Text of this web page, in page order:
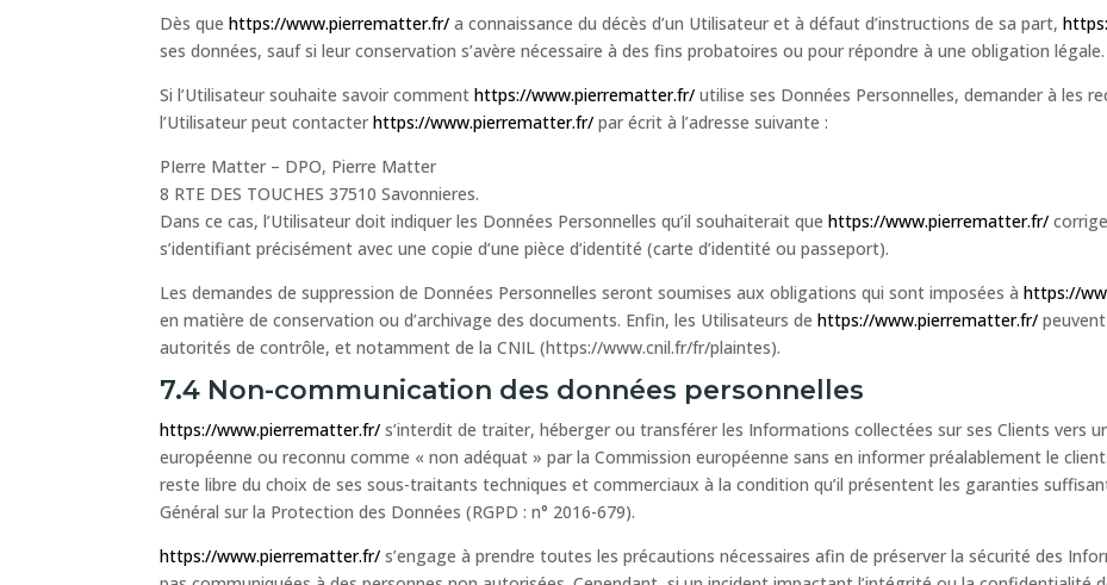
Dès quehttps://www.pierrematter.fr/ a connaissance du décès d’un Utilisateur et à défaut d’instructions de sa part,
ses données, sauf si leur conservation s’avère nécessaire à des fins probatoires ou pour répondre à une obligation légale.
Si l’Utilisateur souhaite savoir commenthttps://www.pierrematter.fr/ utilise ses Données Personnelles, demander à les
l’Utilisateur peut contacterhttps://www.pierrematter.fr/ par écrit à l’adresse suivante :
PIerre Matter – DPO, Pierre Matter
8 RTE DES TOUCHES 37510 Savonnieres.
Dans ce cas, l’Utilisateur doit indiquer les Données Personnelles qu’il souhaiterait quehttps://www.pierrematter.fr/
s’identifiant précisément avec une copie d’une pièce d’identité (carte d’identité ou passeport).
Les demandes de suppression de Données Personnelles seront soumises aux obligations qui sont imposées àhttps://
en matière de conservation ou d’archivage des documents. Enfin, les Utilisateurs dehttps://www.pierrematter.fr/
autorités de contrôle, et notamment de la CNIL (https://www.cnil.fr/fr/plaintes).
7.4 Non-communication des données personnelles
https://www.pierrematter.fr/ s’interdit de traiter, héberger ou transférer les Informations collectées sur ses Clients vers
européenne ou reconnu comme « non adéquat » par la Commission européenne sans en informer préalablement le
reste libre du choix de ses sous-traitants techniques et commerciaux à la condition qu’il présentent les garanties
Général sur la Protection des Données (RGPD : n° 2016-679).
https://www.pierrematter.fr/ s’engage à prendre toutes les précautions nécessaires afin de préserver la sécurité des